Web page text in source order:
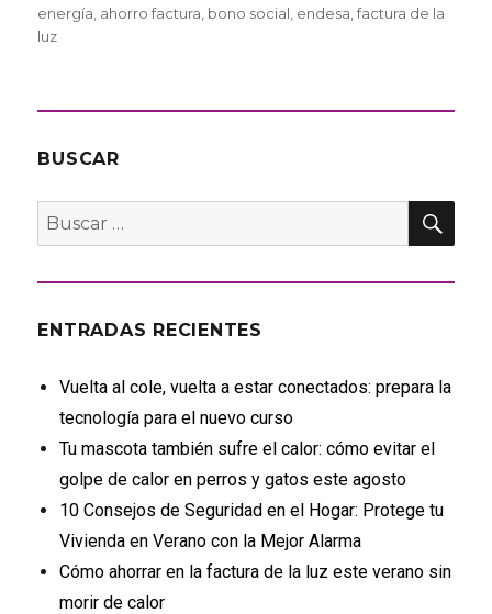
el
energía ahorro factura bono social endesa ,factura de la
luz
BUSCAR
Buscar
por:
ENTRADAS RECIENTES
Vuelta al cole, vuelta a estar conectados: prepara la
tecnología para el nuevo curso
Tu mascota también sufre el calor: cómo evitar el
golpe de calor en perros y gatos este agosto
10 Consejos de Seguridad en el Hogar: Protege tu
Vivienda en Verano con la Mejor Alarma
Cómo ahorrar en la factura de la luz este verano sin
morir de calor